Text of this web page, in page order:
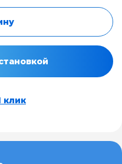
клик